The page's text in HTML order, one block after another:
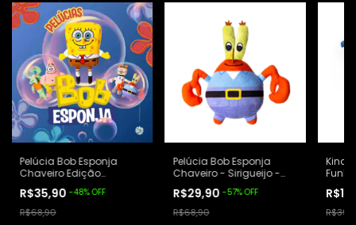
Pelúcia Bob Esponja
Chaveiro Edição
R$35,90-48%OFF
R$68,90
Pelúcia Bob Esponja
Chaveiro - Sirigueijo -
R$29,90-57%OFF
R$68,90